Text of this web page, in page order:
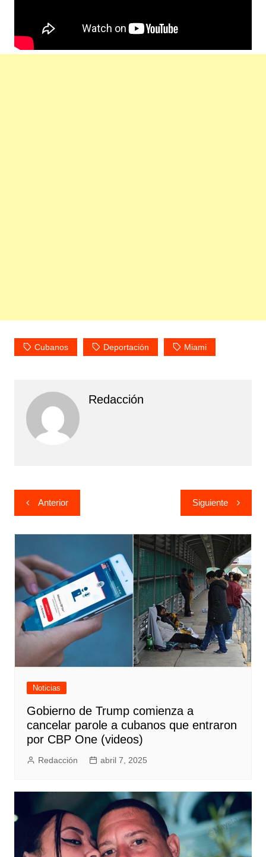
Cubanos Deportación Miami
Redacción
Navegación
de
entradas
Anterior Siguiente
Noticias
Gobierno de Trump comienza a
cancelar parole a cubanos que entraron
por CBP One (videos)
Redacción abril 7, 2025